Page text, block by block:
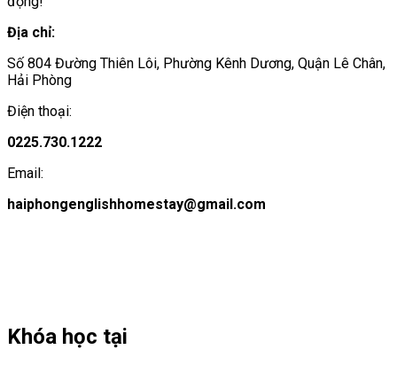
Địa chỉ:
Số 804 Đường Thiên Lôi, Phường Kênh Dương, Quận Lê Chân,
Hải Phòng
Điện thoại:
0225.730.1222
Email:
haiphongenglishhomestay@gmail.com
Khóa học tại